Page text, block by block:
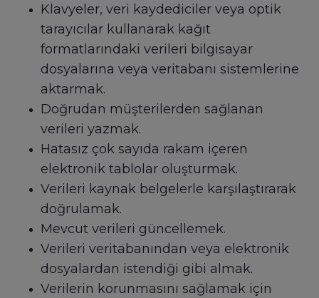
Klavyeler, veri kaydediciler veya optik
tarayıcılar kullanarak kağıt
formatlarındaki verileri bilgisayar
dosyalarına veya veritabanı sistemlerine
aktarmak.
Doğrudan müşterilerden sağlanan
verileri yazmak.
Hatasız çok sayıda rakam içeren
elektronik tablolar oluşturmak.
Verileri kaynak belgelerle karşılaştırarak
doğrulamak.
Mevcut verileri güncellemek.
Verileri veritabanından veya elektronik
dosyalardan istendiği gibi almak.
Verilerin korunmasını sağlamak için